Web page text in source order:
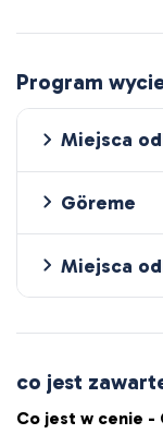
Program
Miejsca
Göreme
Miejsca
co jest
Co jest w cenie -